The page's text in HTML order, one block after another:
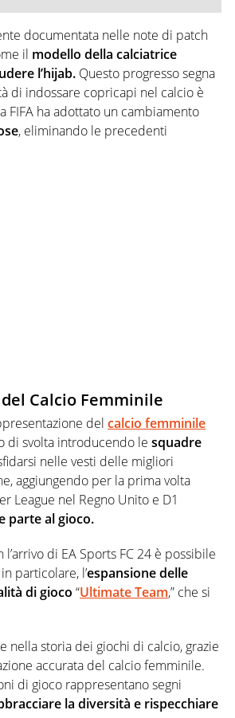
documentata nelle note di patch
il modello della calciatrice
l’hijab. Questo progresso segna
di indossare copricapi nel calcio è
FIFA ha adottato un cambiamento
, eliminando le precedenti
Calcio Femminile
del calcio femminile
di svolta introducendo le squadre
nelle vesti delle migliori
aggiungendo per la prima volta
League nel Regno Unito e D1
parte al gioco.
di EA Sports FC 24 è possibile
particolare, l’espansione delle
di gioco “Ultimate Team,” che si
nella storia dei giochi di calcio, grazie
accurata del calcio femminile.
di gioco rappresentano segni
la diversità e rispecchiare